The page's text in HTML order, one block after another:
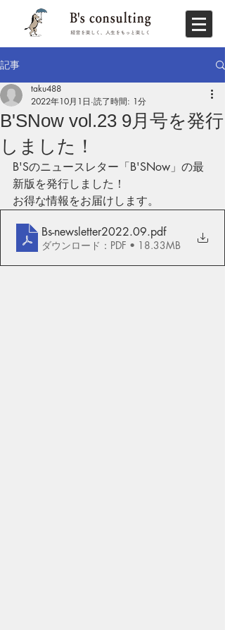
記事
B'SNow vol.23 9月号を発行
しました！
taku488
2022年10月1日 読了時間: 1分
B'Sのニュースレター「B'SNow」の最
新版を発行しました！
お得な情報をお届けします。
Bs-newsletter2022.09.pdf
ダウンロード：PDF • 18.33MB